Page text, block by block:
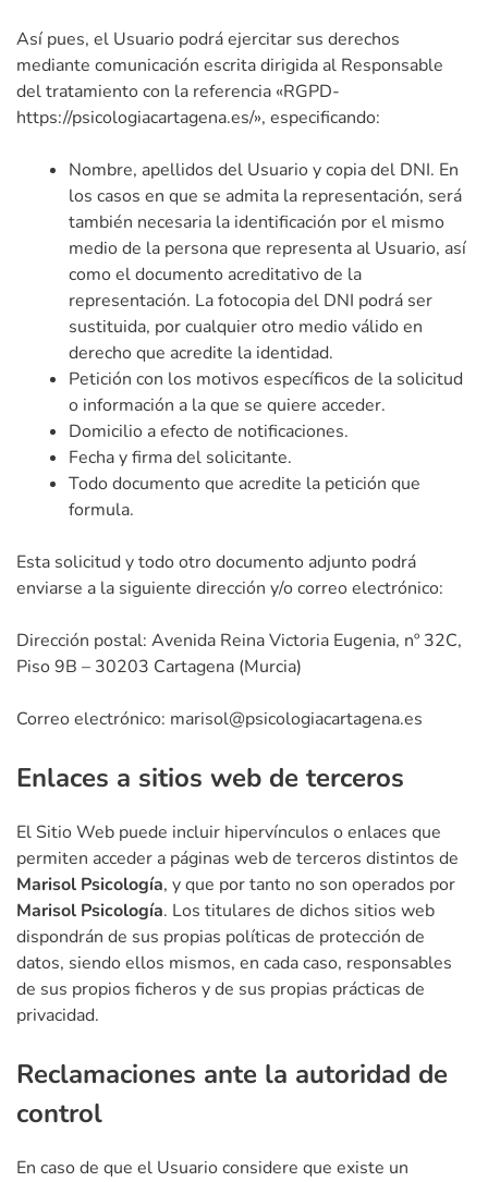
Así pues, el Usuario podrá ejercitar sus derechos
mediante comunicación escrita dirigida al Responsable
del tratamiento con la referencia «RGPD-
https://psicologiacartagena.es/», especificando:
Nombre, apellidos del Usuario y copia del DNI. En
los casos en que se admita la representación, será
también necesaria la identificación por el mismo
medio de la persona que representa al Usuario, así
como el documento acreditativo de la
representación. La fotocopia del DNI podrá ser
sustituida, por cualquier otro medio válido en
derecho que acredite la identidad.
Petición con los motivos específicos de la solicitud
o información a la que se quiere acceder.
Domicilio a efecto de notificaciones.
Fecha y firma del solicitante.
Todo documento que acredite la petición que
formula.
Esta solicitud y todo otro documento adjunto podrá
enviarse a la siguiente dirección y/o correo electrónico:
Dirección postal: Avenida Reina Victoria Eugenia, nº 32C,
Piso 9B – 30203 Cartagena (Murcia)
Correo electrónico: marisol@psicologiacartagena.es
Enlaces a sitios web de terceros
El Sitio Web puede incluir hipervínculos o enlaces que
permiten acceder a páginas web de terceros distintos de
Marisol Psicología, y que por tanto no son operados por
Marisol Psicología. Los titulares de dichos sitios web
dispondrán de sus propias políticas de protección de
datos, siendo ellos mismos, en cada caso, responsables
de sus propios ficheros y de sus propias prácticas de
privacidad.
Reclamaciones ante la autoridad de
control
En caso de que el Usuario considere que existe un